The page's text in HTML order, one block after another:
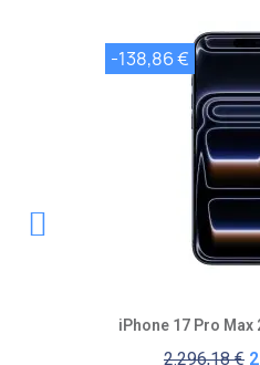
Vista
-138,86 €
iPhone 17 Pro
2.296,18 €